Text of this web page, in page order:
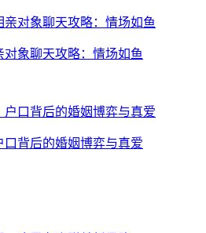
象聊天攻略：情场如鱼
口背后的婚姻博弈与真爱